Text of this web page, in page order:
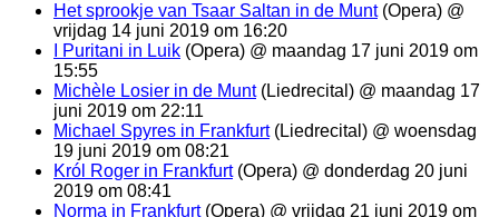
Het sprookje van Tsaar Saltan in de Munt(Opera) @
vrijdag 14 juni 2019 om 16:20
I Puritani in Luik (Opera) @ maandag 17 juni 2019 om
15:55
Michèle Losier in de Munt(Liedrecital) @ maandag 17
juni 2019 om 22:11
Michael Spyres in Frankfurt(Liedrecital) @ woensdag
19 juni 2019 om 08:21
Król Roger in Frankfurt(Opera) @ donderdag 20 juni
2019 om 08:41
Norma in Frankfurt(Opera) @ vrijdag 21 juni 2019 om